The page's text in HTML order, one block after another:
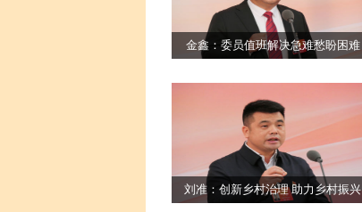
金鑫：委员值班解决急难愁盼困难
刘准：创新乡村治理 助力乡村振兴